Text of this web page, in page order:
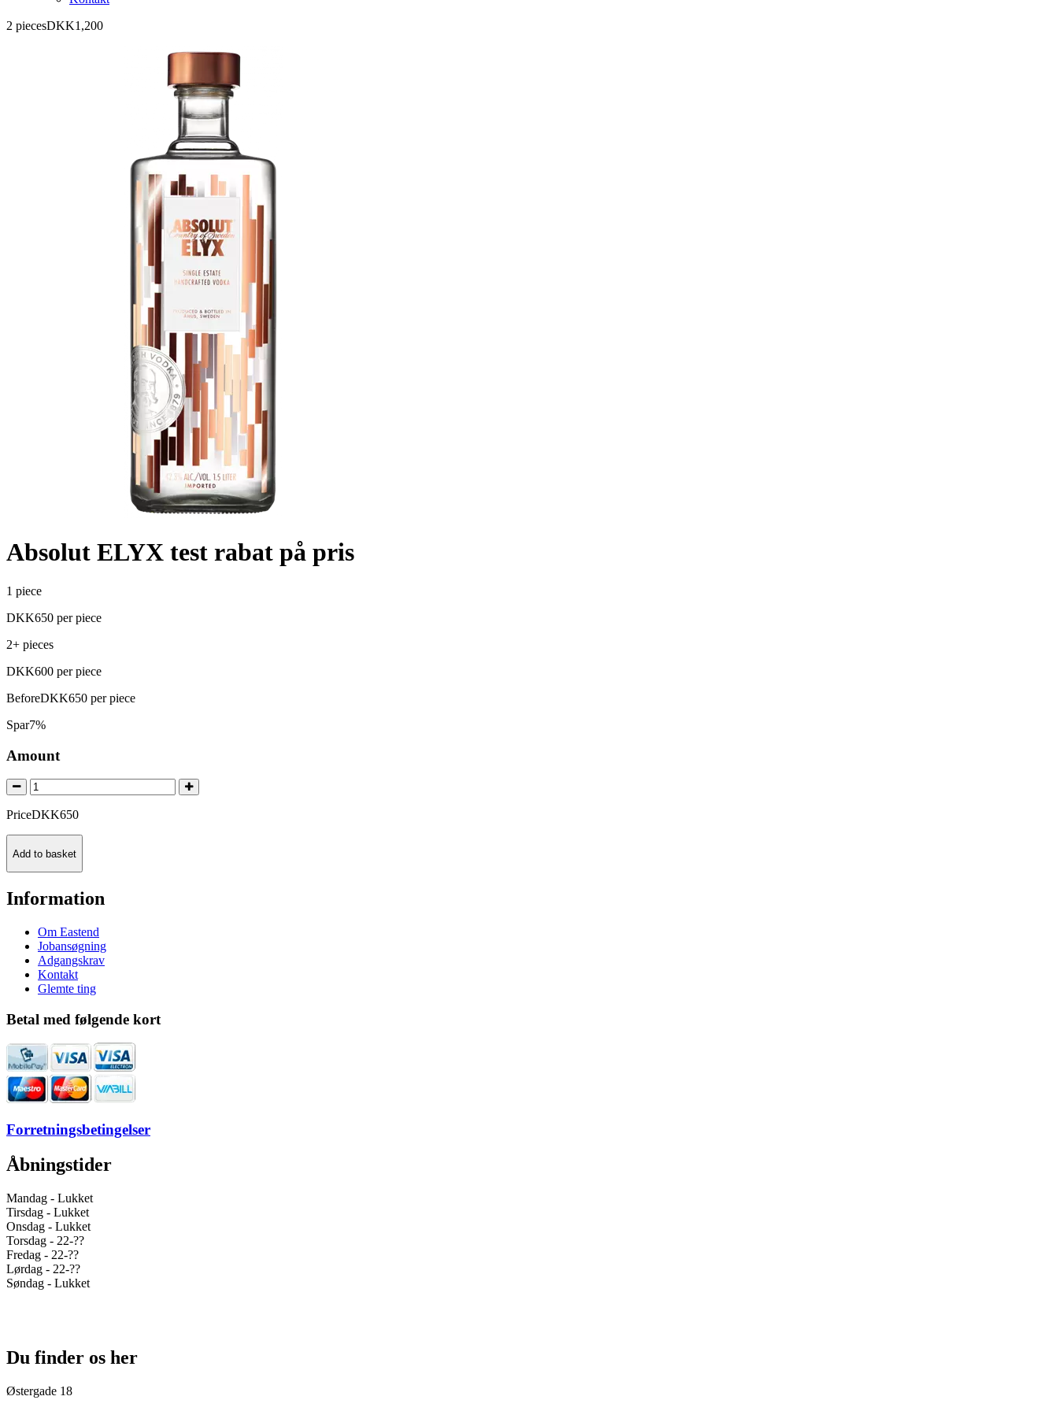
2 piecesDKK1,200
Absolut ELYX test rabat på pris
1 piece
DKK650 per piece
2+ pieces
DKK600 per piece
BeforeDKK650 per piece
Spar7%
Amount
PriceDKK650
Add to basket
Information
Om Eastend
Jobansøgning
Adgangskrav
Kontakt
Glemte ting
Betal med følgende kort
Forretningsbetingelser
Åbningstider
Mandag - Lukket
Tirsdag - Lukket
Onsdag - Lukket
Torsdag - 22-??
Fredag - 22-??
Lørdag - 22-??
Søndag - Lukket
Du finder os her
Østergade 18